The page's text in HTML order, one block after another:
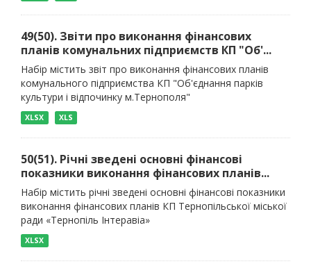
49(50). Звіти про виконання фінансових
планів комунальних підприємств КП "Об'...
Набір містить звіт про виконання фінансових планів
комунального підприємства КП "Об'єднання парків
культури і відпочинку м.Тернополя"
XLSX XLS
50(51). Річні зведені основні фінансові
показники виконання фінансових планів...
Набір містить річні зведені основні фінансові показники
виконання фінансових планів КП Тернопільської міської
ради «Тернопіль Інтеравіа»
XLSX